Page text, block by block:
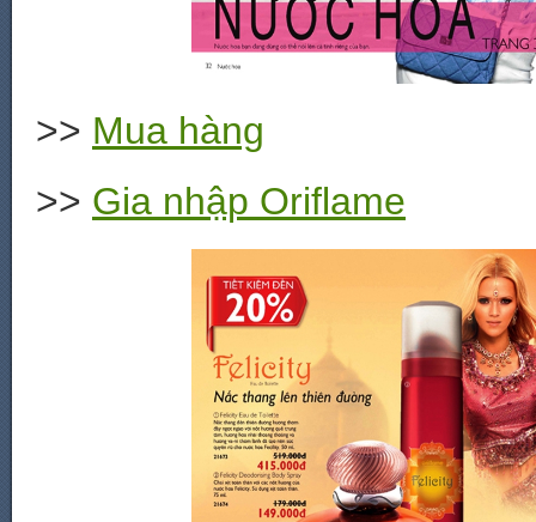
>> Mua hàng
>> Gia nhập Oriflame